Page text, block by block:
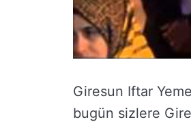
Giresun Iftar
bugün sizlere